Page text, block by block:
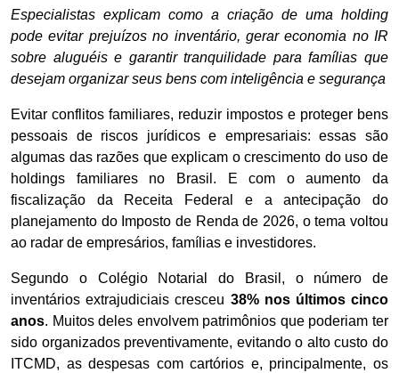
Especialistas explicam como a criação de uma holding
pode evitar prejuízos no inventário, gerar economia no IR
sobre aluguéis e garantir tranquilidade para famílias que
desejam organizar seus bens com inteligência e segurança
Evitar conflitos familiares, reduzir impostos e proteger bens
pessoais de riscos jurídicos e empresariais: essas são
algumas das razões que explicam o crescimento do uso de
holdings familiares no Brasil. E com o aumento da
fiscalização da Receita Federal e a antecipação do
planejamento do Imposto de Renda de 2026, o tema voltou
ao radar de empresários, famílias e investidores.
Segundo o Colégio Notarial do Brasil, o número de
inventários extrajudiciais cresceu 38% nos últimos cinco
anos. Muitos deles envolvem patrimônios que poderiam ter
sido organizados preventivamente, evitando o alto custo do
ITCMD, as despesas com cartórios e, principalmente, os